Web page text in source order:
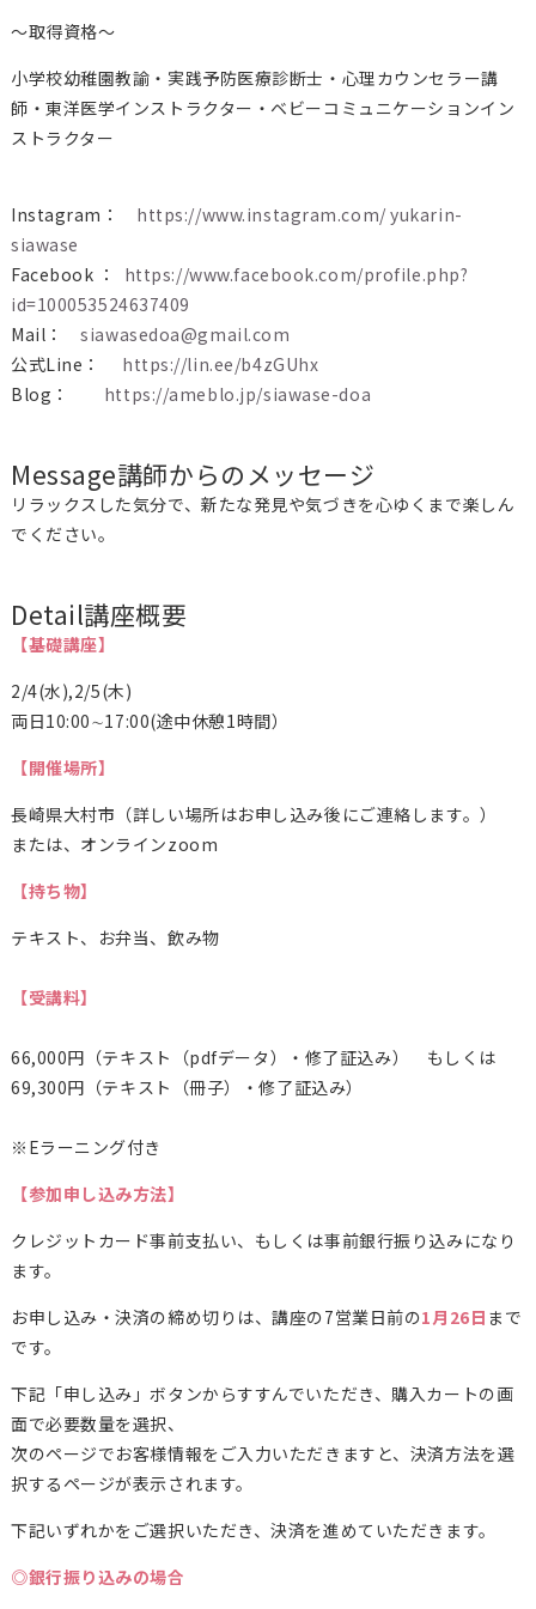
～取得資格～
小学校幼稚園教諭・実践予防医療診断士・心理カウンセラー講
師・東洋医学インストラクター・ベビーコミュニケーションイン
ストラクター
Instagram： https://www.instagram.com/ yukarin-
siawase
Facebook ： https://www.facebook.com/profile.php?
id=100053524637409
Mail：siawasedoa@gmail.com
公式Line： https://lin.ee/b4zGUhx
Blog： https://ameblo.jp/siawase-doa
Message講師からのメッセージ
リラックスした気分で、新たな発見や気づきを心ゆくまで楽しん
でください。
Detail講座概要
【基礎講座】
2/4(水),2/5(木)
両日10:00∼17:00(途中休憩1時間）
【開催場所】
長崎県大村市（詳しい場所はお申し込み後にご連絡します。）
または、オンラインzoom
【持ち物】
テキスト、お弁当、飲み物
【受講料】
66,000円（テキスト（pdfデータ）・修了証込み） もしくは
69,300円（テキスト（冊子）・修了証込み）
※Eラーニング付き
【参加申し込み方法】
クレジットカード事前支払い、もしくは事前銀行振り込みになり
ます。
お申し込み・決済の締め切りは、講座の7営業日前の1月26日 まで
です。
下記「申し込み」ボタンからすすんでいただき、購入カートの画
面で必要数量を選択、
次のページでお客様情報をご入力いただきますと、決済方法を選
択するページが表示されます。
下記いずれかをご選択いただき、決済を進めていただきます。
◎銀行振り込みの場合